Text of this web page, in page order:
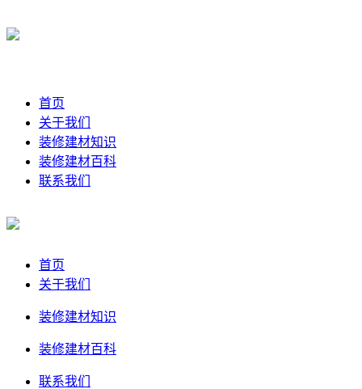
首页
关于我们
装修建材知识
装修建材百科
联系我们
首页
关于我们
装修建材知识
装修建材百科
联系我们